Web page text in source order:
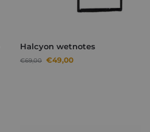
Halcyon wetnotes
€69,00 €49,00